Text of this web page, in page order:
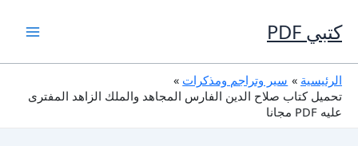
إلى
المحتوى
كتبي PDF
الرئيسية
سير وتراجم ومذكرات
تحميل كتاب صلاح الدين الفارس المجاهد والملك الزاهد المفترى
عليه PDF مجانا